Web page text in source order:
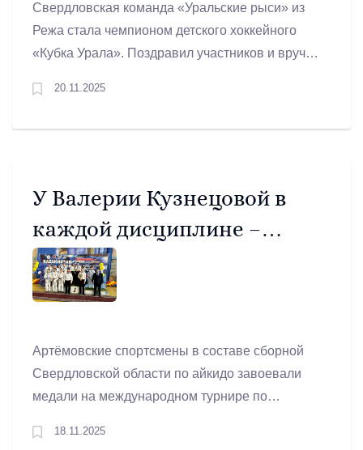
Свердловская команда «Уральские рыси» из
Режа стала чемпионом детского хоккейного
«Кубка Урала». Поздравил участников и вручил
представитель Президента Российской
20.11.2025
У Валерии Кузнецовой в
каждой дисциплине –
призовое место!
Артёмовские спортсмены в составе сборной
Свердловской области по айкидо завоевали
медали на международном турнире по
Казахстан.
18.11.2025